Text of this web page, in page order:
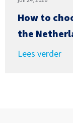
How to
the
Lees verder